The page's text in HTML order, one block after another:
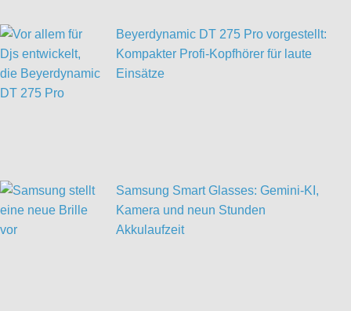
Beyerdynamic DT 275 Pro vorgestellt:
Kompakter Profi-Kopfhörer für laute
Einsätze
Samsung Smart Glasses: Gemini-KI,
Kamera und neun Stunden
Akkulaufzeit